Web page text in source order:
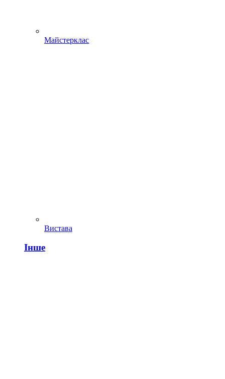
Майстерклас
Вистава
Інше